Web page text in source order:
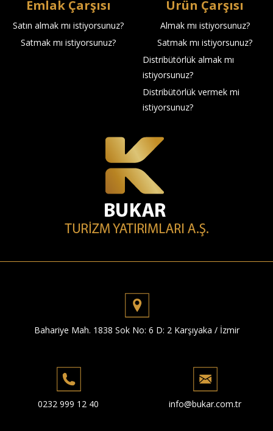
Emlak Çarşısı
Satın almak mı istiyorsunuz?
Satmak mı istiyorsunuz?
Ürün Çarşısı
Almak mı istiyorsunuz?
Satmak mı istiyorsunuz?
Distribütörlük almak mı
istiyorsunuz?
Distribütörlük vermek mi
istiyorsunuz?
Bahariye Mah. 1838 Sok No: 6 D: 2 Karşıyaka / İzmir
0232 999 12 40 info@bukar.com.tr